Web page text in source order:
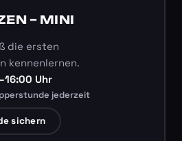
– MINI
die ersten
kennenlernen.
Uhr
jederzeit
sichern